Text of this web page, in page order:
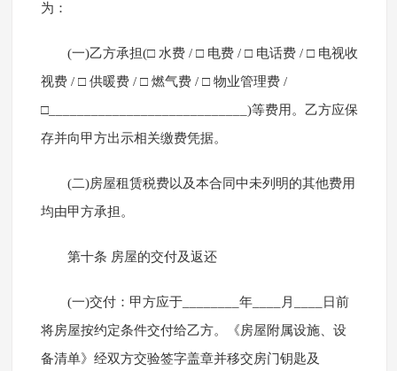
为：
(一)乙方承担(□ 水费 / □ 电费 / □ 电话费 / □ 电视收
视费 / □ 供暖费 / □ 燃气费 / □ 物业管理费 /
□____________________________)等费用。乙方应保
存并向甲方出示相关缴费凭据。
(二)房屋租赁税费以及本合同中未列明的其他费用
均由甲方承担。
第十条 房屋的交付及返还
(一)交付：甲方应于________年____月____日前
将房屋按约定条件交付给乙方。《房屋附属设施、设
备清单》经双方交验签字盖章并移交房门钥匙及